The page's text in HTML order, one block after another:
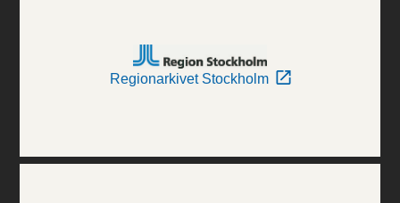
Regionarkivet Stockholm